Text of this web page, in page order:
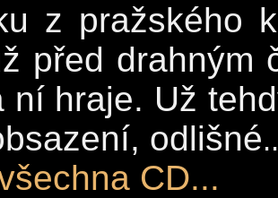
z pražského
před drahným
ní hraje. Už
odlišné
CD...